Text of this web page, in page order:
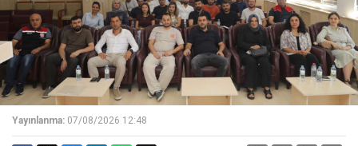
Yayınlanma: 07/08/2026 12:48